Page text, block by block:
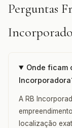
Perguntas
Onde ficam
A RB
localização